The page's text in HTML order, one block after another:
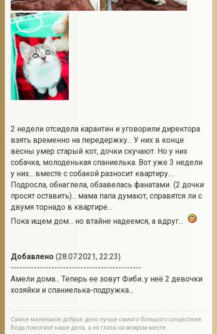
2 недели отсидела карантин и уговорили директора
взять временно на передержку... У них в конце
весны умер старый кот, дочки скучают. Но у них
собачка, молоденькая спаниелька. Вот уже 3 недели
у них... вместе с собакой разносит квартиру....
Подросла, обнаглела, обзавелась фанатами (2 дочки
просят оставить)... мама папа думают, справятся ли с
двумя торнадо в квартире...
Пока ищем дом... но втайне надеемся, а вдруг...
Добавлено (28.07.2021, 22:23)
---------------------------------------------
Амели дома... Теперь ее зовут Фиби..у неё 2 девочки
хозяйки и спаниелька-подружка...
Cамое маленькое доброе дело лучше самого большого сочувствия.
Ведь помогают наши дела, а не глаза на мокром месте.